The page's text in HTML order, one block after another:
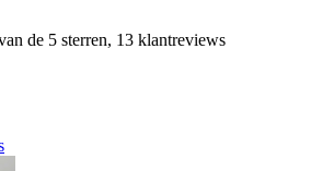
de 5 sterren, 13 klantreviews